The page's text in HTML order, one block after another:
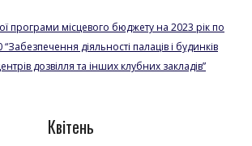
програми місцевого бюджету на 2023 рік по
діяльності палаців і будинків
дозвілля та інших клубних закладів”
Квітень